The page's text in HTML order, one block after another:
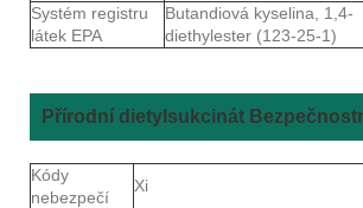
Systém registru
látek EPA
Butandiová kyselina, 1,4-
diethylester (123-25-1)
Přírodní dietylsukcinát
Kódy
nebezpečí
Xi